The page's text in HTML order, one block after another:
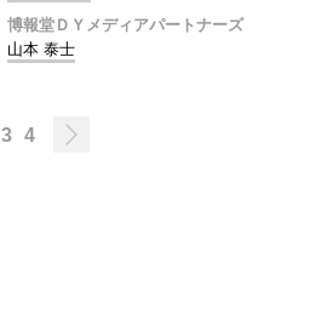
博報堂ＤＹメディアパートナーズ
山本 泰士
3 4